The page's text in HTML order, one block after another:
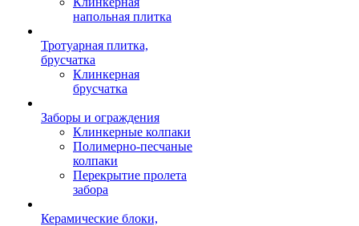
напольная плитка
Тротуарная плитка,
брусчатка
Клинкерная
брусчатка
Заборы и ограждения
Клинкерные колпаки
Полимерно-песчаные
колпаки
Перекрытие пролета
забора
Керамические блоки,